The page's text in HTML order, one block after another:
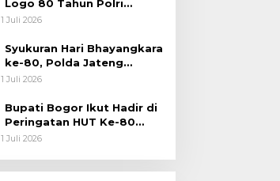
Logo 80 Tahun Polri
Warnai Upacara Hari
1 Juli 2026
Syukuran Hari Bhayangkara
ke-80, Polda Jateng
Teguhkan Semangat
Kebersamaan
1 Juli 2026
Bupati Bogor Ikut Hadir di
Peringatan HUT Ke-80
Bhayangkara, Sinergi Polri
1 Juli 2026